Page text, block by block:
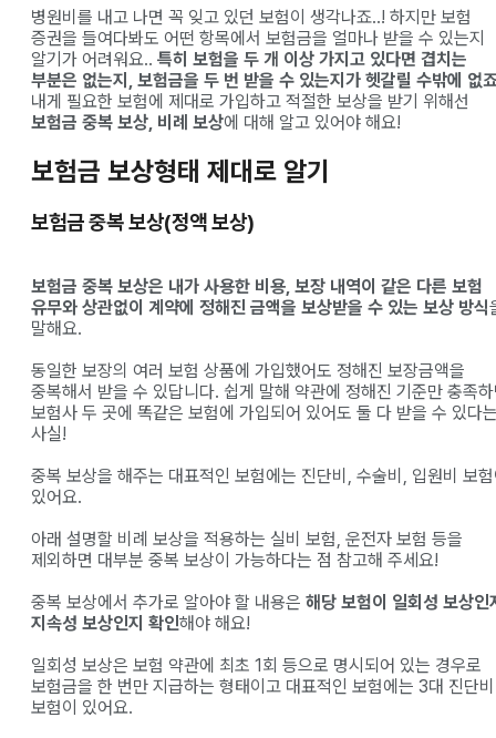
병원비를 내고 나면 꼭 잊고 있던 보험이 생각나죠..! 하지만 보험
증권을 들여다봐도 어떤 항목에서 보험금을 얼마나 받을 수 있는지
알기가 어려워요.. 특히 보험을 두 개 이상 가지고 있다면 겹치는
부분은 없는지, 보험금을 두 번 받을 수 있는지가 헷갈릴 수밖에 없
내게 필요한 보험에 제대로 가입하고 적절한 보상을 받기 위해선
보험금 중복 보상, 비례 보상에 대해 알고 있어야 해요!
보험금 보상형태 제대로 알기
보험금 중복 보상(정액 보상)
보험금 중복 보상은 내가 사용한 비용, 보장 내역이 같은 다른 보험
유무와 상관없이 계약에 정해진 금액을 보상받을 수 있는 보상 방식
말해요.
동일한 보장의 여러 보험 상품에 가입했어도 정해진 보장금액을
중복해서 받을 수 있답니다. 쉽게 말해 약관에 정해진 기준만 충족
보험사 두 곳에 똑같은 보험에 가입되어 있어도 둘 다 받을 수 있다
사실!
중복 보상을 해주는 대표적인 보험에는 진단비, 수술비, 입원비 보
있어요.
아래 설명할 비례 보상을 적용하는 실비 보험, 운전자 보험 등을
제외하면 대부분 중복 보상이 가능하다는 점 참고해 주세요!
중복 보상에서 추가로 알아야 할 내용은 해당 보험이 일회성 보상인
지속성 보상인지 확인해야 해요!
일회성 보상은 보험 약관에 최초 1회 등으로 명시되어 있는 경우로
보험금을 한 번만 지급하는 형태이고 대표적인 보험에는 3대 진단비
보험이 있어요.